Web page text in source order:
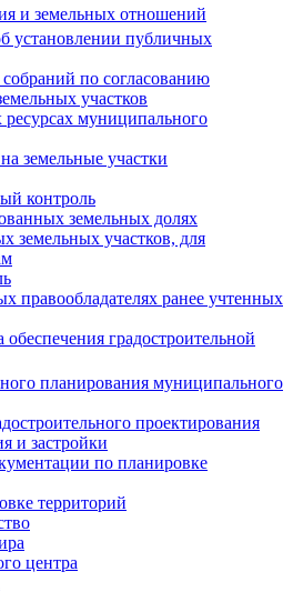
и земельных отношений
установлении публичных
по согласованию
участков
муниципального
земельные участки
контроль
земельных долях
земельных участков, для
правообладателях ранее учтенных
градостроительной
планирования муниципального
проектирования
и застройки
по планировке
территорий
центра